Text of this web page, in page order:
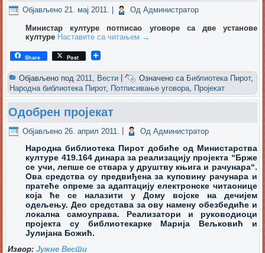
Објављено 21. мај 2011. Од Администратор
Министар културе потписао уговоре са две установе
културе Наставите са читањем →
Share Post
Објављено под 2011 Вести | Означено са Библиотека Пирот,
Народна библиотека Пирот, Потписивање уговора, Пројекат
Одобрен пројекат
Објављено 26. април 2011. Од Администратор
Народна библиотека Пирот добиће од Министарства
културе 419.164 динара за реализацију пројекта “Брже
се учи, лепше се ствара у друштву књига и рачунара“.
Ова средства су предвиђена за куповину рачунара и
пратеће опреме за адаптацију електронске читаонице
која ће се налазити у Дому војске на дечијем
одељењу. Део средстава за ову намену обезбедиће и
локална самоуправа. Реализатори и руководиоци
пројекта су библиотекарке Марија Вељковић и
Јулијана Божић.
Извор:Јужне Вести